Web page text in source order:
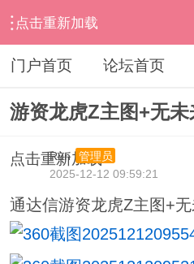
点击重新加载
› 通达信指标公式 › 主图公式 ›
门户首页 论坛首页
游资龙虎Z主图+无
点击重新加载
Run
管理员
2025-12-12 09:59:21
通达信游资龙虎Z主图+